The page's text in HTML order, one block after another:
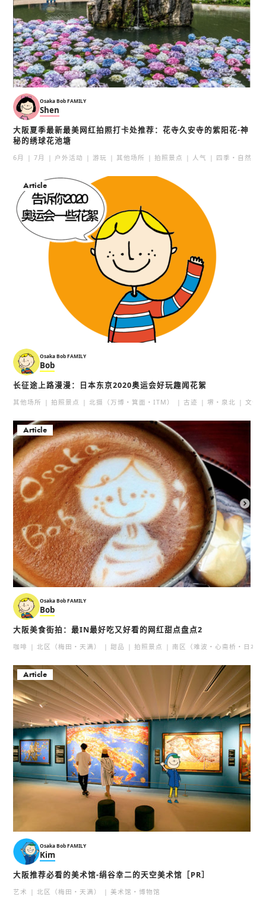
Osaka Bob FAMILY
Shen
大阪夏季最新最美网红拍照打卡处推荐：花寺久安寺的紫阳花-神
秘的绣球花池塘
6月 7月 户外活动 游玩 其他场所 拍照景点 人气 四季・自然
Article
Osaka Bob FAMILY
Bob
长征途上路漫漫：日本东京2020奥运会好玩趣闻花絮
其他场所 拍照景点 北摄（万博・箕面・ITM） 古迹 堺・泉北 文化
Article
Osaka Bob FAMILY
Bob
大阪美食街拍：最IN最好吃又好看的网红甜点盘点2
咖啡 北区（梅田・天满） 甜品 拍照景点 南区（难波・心斋桥・日本
Article
Osaka Bob FAMILY
Kim
大阪推荐必看的美术馆-绢谷幸二的天空美术馆［PR］
艺术 北区（梅田・天满） 美术馆・博物馆